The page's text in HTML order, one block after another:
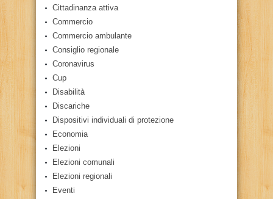
Cittadinanza attiva
Commercio
Commercio ambulante
Consiglio regionale
Coronavirus
Cup
Disabilità
Discariche
Dispositivi individuali di protezione
Economia
Elezioni
Elezioni comunali
Elezioni regionali
Eventi